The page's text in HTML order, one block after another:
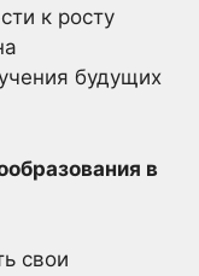
к росту
будущих
в
свои